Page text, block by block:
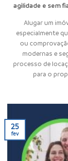
agilidade e sem
Alugar um
especialmente
ou
modernas e
processo de
para o
25
fev